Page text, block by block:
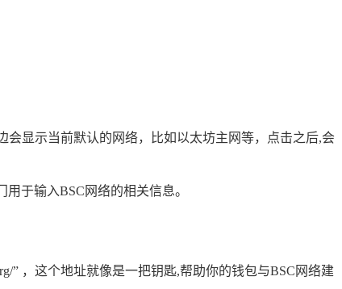
显示当前默认的网络，比如以太坊主网等，点击之后,会
于输入BSC网络的相关信息。
” ，这个地址就像是一把钥匙,帮助你的钱包与BSC网络建